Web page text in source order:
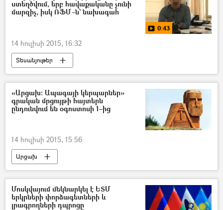
ստեղծվում, երբ հավաքականը չունի
մարզիչ, իսկ ՌՖՄ–ն` նախագահ
0:43
14 հուլիսի 2015, 16:32
Տեսանյութեր
«Արցախ։ Ապագայի կերպարներ»
գրական մրցույթի հայտերն
ընդունվում են օգոստոսի 1–ից
14 հուլիսի 2015, 15:56
Արցախ
Մոսկվայում մեկնարկել է ԵՏՄ
երկրների փորձագետների և
լրագրողների դպրոցը